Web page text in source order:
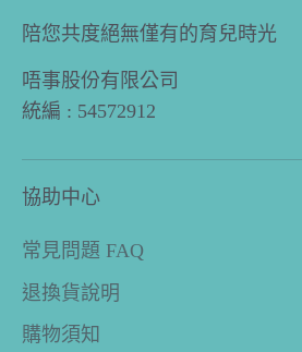
陪您共度絕無僅有的育兒時光
唔事股份有限公司
統編 : 54572912
協助中心
常見問題 FAQ
退換貨說明
購物須知